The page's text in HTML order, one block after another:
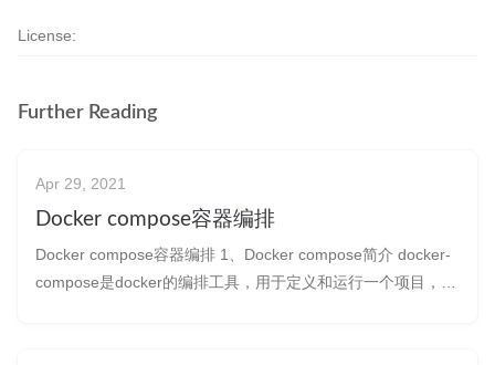
License:
Further Reading
Apr 29, 2021
Docker compose容器编排
Docker compose容器编排 1、Docker compose简介 docker-
compose是docker的编排工具，用于定义和运行一个项目，该